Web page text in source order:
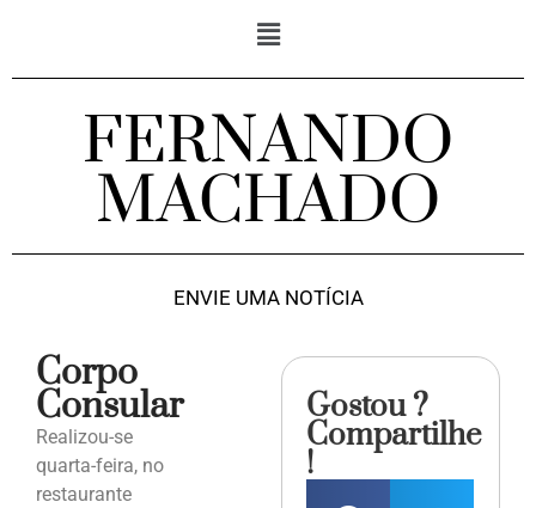
FERNANDO
MACHADO
ENVIE UMA NOTÍCIA
Corpo
Consular
Realizou-se
quarta-feira, no
restaurante
Gostou ?
Compartilhe
!